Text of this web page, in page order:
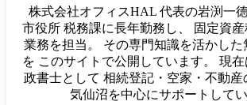
株式会社オフィスHAL 代表の岩渕一
市役所 税務課に長年勤務し、 固定資
業務を担当。 その専門知識を活かし
を このサイトで公開しています。 現
政書士として 相続登記・空家・不動産
気仙沼を中心にサポートしてい